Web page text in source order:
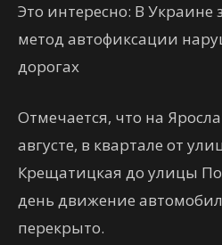
Это интересно: В Украине
метод автофиксации
дорогах
Отмечается, что на
августе, в квартале от
Крещатицкая до улицы
день движение
перекрыто.